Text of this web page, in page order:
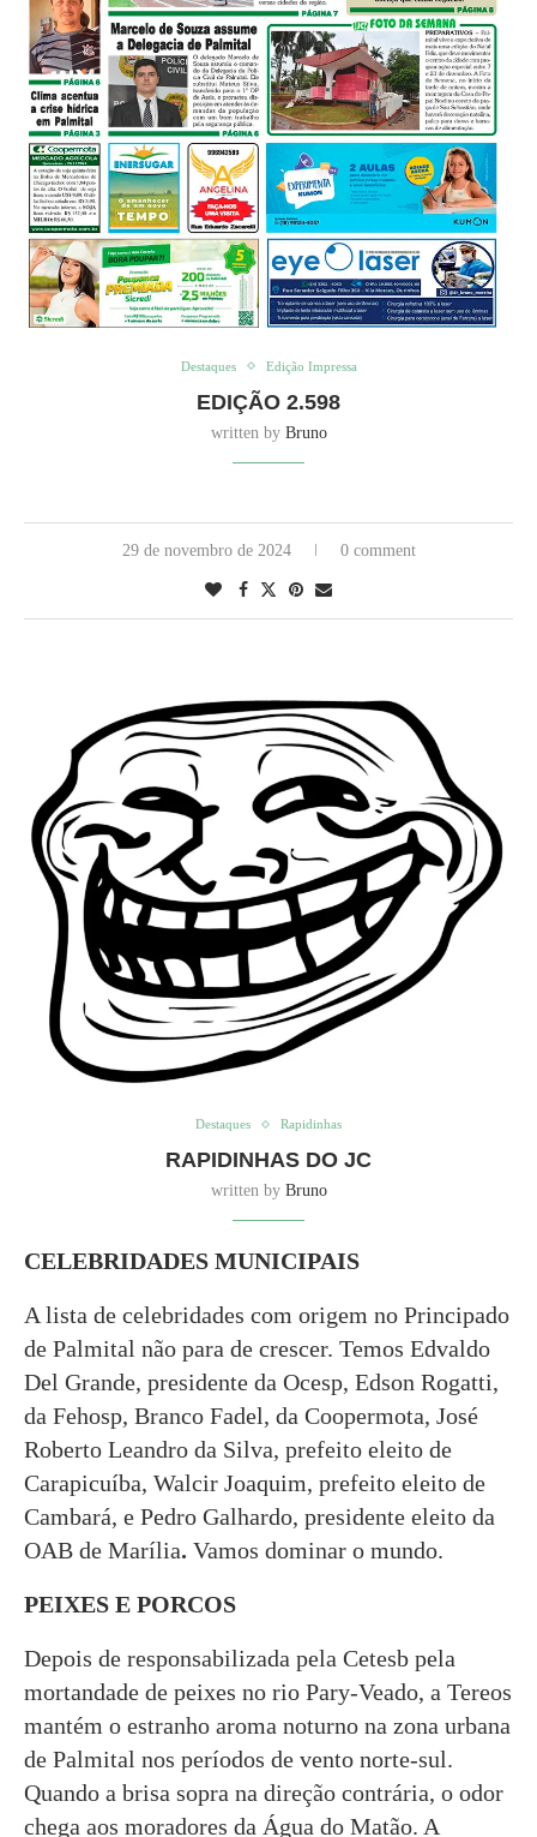
Destaques Edição Impressa
EDIÇÃO 2.598
written by Bruno
29 de novembro de 2024 0 comment
Destaques Rapidinhas
RAPIDINHAS DO JC
written by Bruno
CELEBRIDADES MUNICIPAIS
A lista de celebridades com origem no Principado
de Palmital não para de crescer. Temos Edvaldo
Del Grande, presidente da Ocesp, Edson Rogatti,
da Fehosp, Branco Fadel, da Coopermota, José
Roberto Leandro da Silva, prefeito eleito de
Carapicuíba, Walcir Joaquim, prefeito eleito de
Cambará, e Pedro Galhardo, presidente eleito da
OAB de Marília. Vamos dominar o mundo.
PEIXES E PORCOS
Depois de responsabilizada pela Cetesb pela
mortandade de peixes no rio Pary-Veado, a Tereos
mantém o estranho aroma noturno na zona urbana
de Palmital nos períodos de vento norte-sul.
Quando a brisa sopra na direção contrária, o odor
chega aos moradores da Água do Matão. A